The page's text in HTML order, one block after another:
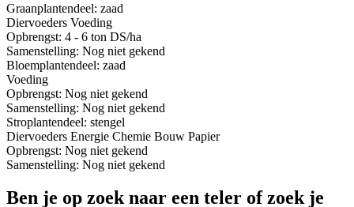
Graanplantendeel: zaad
Diervoeders Voeding
Opbrengst: 4 - 6 ton DS/ha
Samenstelling: Nog niet gekend
Bloemplantendeel: zaad
Voeding
Opbrengst: Nog niet gekend
Samenstelling: Nog niet gekend
Stroplantendeel: stengel
Diervoeders Energie Chemie Bouw Papier
Opbrengst: Nog niet gekend
Samenstelling: Nog niet gekend
Ben je op zoek naar een teler of zoek je